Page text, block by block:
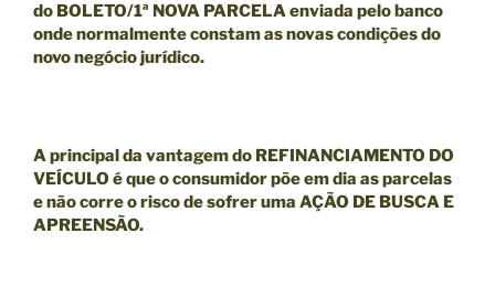
do BOLETO/1ª NOVA PARCELA enviada pelo banco
onde normalmente constam as novas condições do
novo negócio jurídico.
A principal da vantagemdo REFINANCIAMENTO DO
VEÍCULO é que o consumidor põe em dia as parcelas
enãocorre o risco de sofrer uma AÇÃO DE BUSCA E
APREENSÃO.